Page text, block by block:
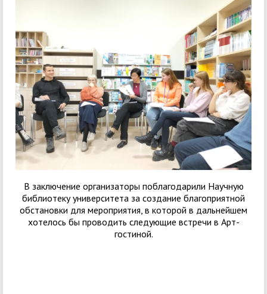
В заключение организаторы поблагодарили Научную
библиотеку университета за создание благоприятной
обстановки для мероприятия, в которой в дальнейшем
хотелось бы проводить следующие встречи в Арт-
гостиной.